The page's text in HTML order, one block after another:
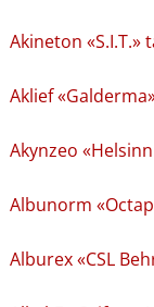
Akineton «S.I.T.»
Aklief
Akynzeo
Albunorm
Alburex «CSL